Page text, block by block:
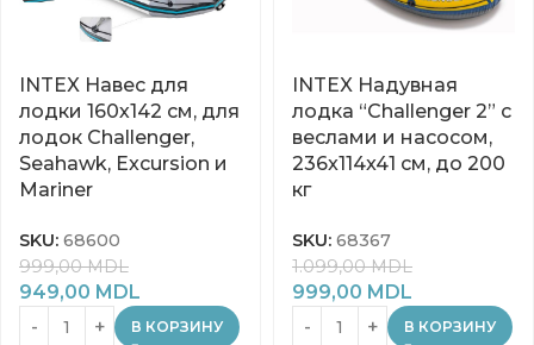
INTEX Навес для
лодки 160х142 см, для
лодок Challenger,
Seahawk, Excursion и
Mariner
SKU: 68600
999,00MDL
949,00 MDL
В КОРЗИНУ
INTEX Надувная
лодка “Challenger 2” с
веслами и насосом,
236x114x41 см, до 200
кг
SKU: 68367
1.099,00MDL
999,00 MDL
В КОРЗИНУ